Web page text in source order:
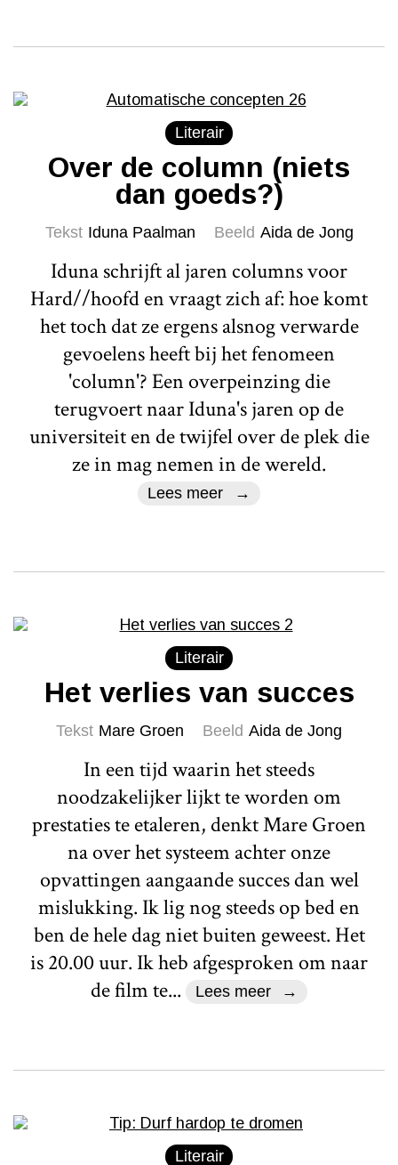
Literair
Over de column (niets
dan goeds?)
Tekst Iduna Paalman Beeld Aida de Jong
Iduna schrijft al jaren columns voor
Hard//hoofd en vraagt zich af: hoe komt
het toch dat ze ergens alsnog verwarde
gevoelens heeft bij het fenomeen
'column'? Een overpeinzing die
terugvoert naar Iduna's jaren op de
universiteit en de twijfel over de plek die
ze in mag nemen in de wereld.
Lees meer
Literair
Het verlies van succes
Tekst Mare Groen Beeld Aida de Jong
In een tijd waarin het steeds
noodzakelijker lijkt te worden om
prestaties te etaleren, denkt Mare Groen
na over het systeem achter onze
opvattingen aangaande succes dan wel
mislukking. Ik lig nog steeds op bed en
ben de hele dag niet buiten geweest. Het
is 20.00 uur. Ik heb afgesproken om naar
de film te...
Lees meer
Literair